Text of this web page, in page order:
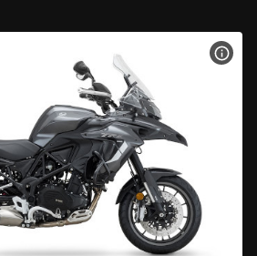
VER